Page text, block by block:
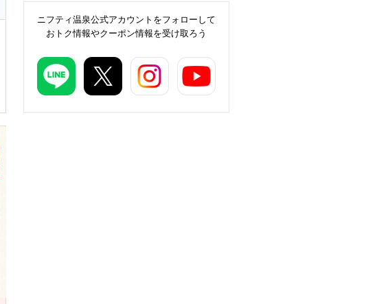
ニフティ温泉公式アカウントをフォローして
おトク情報やクーポン情報を受け取ろう